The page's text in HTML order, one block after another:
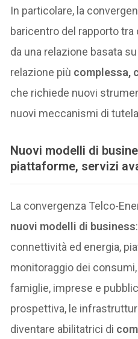
In particolare, la
baricentro del rapporto
da una relazione basata
relazione più complessa,
che richiede nuovi
nuovi meccanismi di
Nuovi modelli di
piattaforme, servizi
La convergenza Telco-
nuovi modelli di business
connettività ed energia,
monitoraggio dei
famiglie, imprese e
prospettiva, le
diventare abilitatrici di